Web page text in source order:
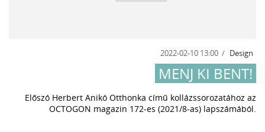
2022-02-10 13:00 Design
MENJ KI BENT!
Előszó Herbert Anikó Otthonka című kollázssorozatához az
OCTOGON magazin 172-es (2021/8-as) lapszámából.